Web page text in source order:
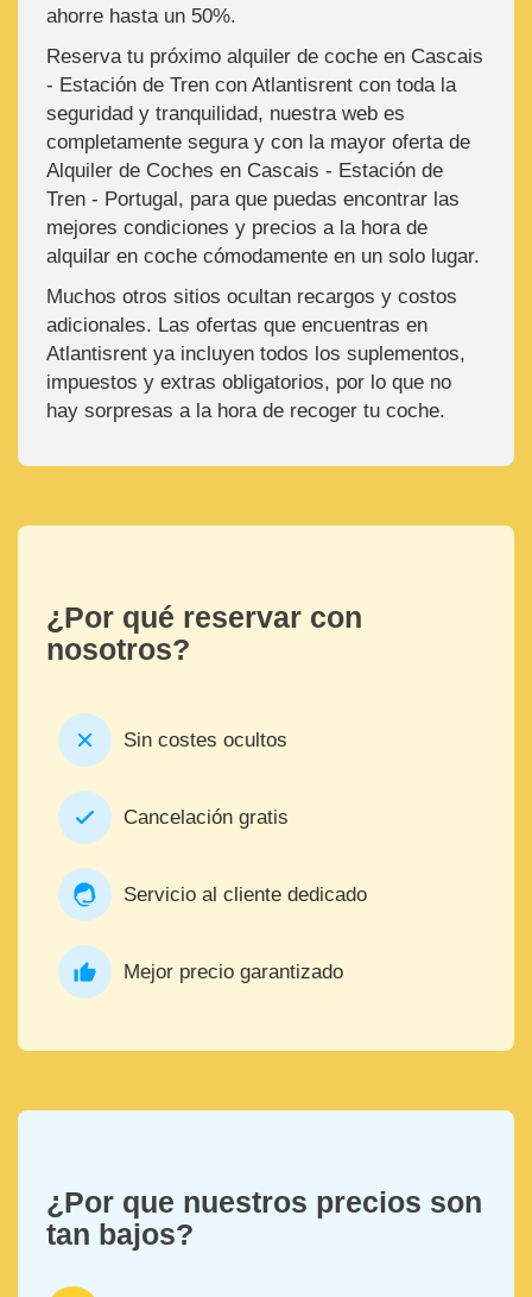
ahorre hasta un 50%.
Reserva tu próximo alquiler de coche en Cascais
- Estación de Tren con Atlantisrent con toda la
seguridad y tranquilidad, nuestra web es
completamente segura y con la mayor oferta de
Alquiler de Coches en Cascais - Estación de
Tren - Portugal, para que puedas encontrar las
mejores condiciones y precios a la hora de
alquilar en coche cómodamente en un solo lugar.
Muchos otros sitios ocultan recargos y costos
adicionales. Las ofertas que encuentras en
Atlantisrent ya incluyen todos los suplementos,
impuestos y extras obligatorios, por lo que no
hay sorpresas a la hora de recoger tu coche.
¿Por qué reservar con
nosotros?
Sin costes ocultos
Cancelación gratis
Servicio al cliente dedicado
Mejor precio garantizado
¿Por que nuestros precios son
tan bajos?